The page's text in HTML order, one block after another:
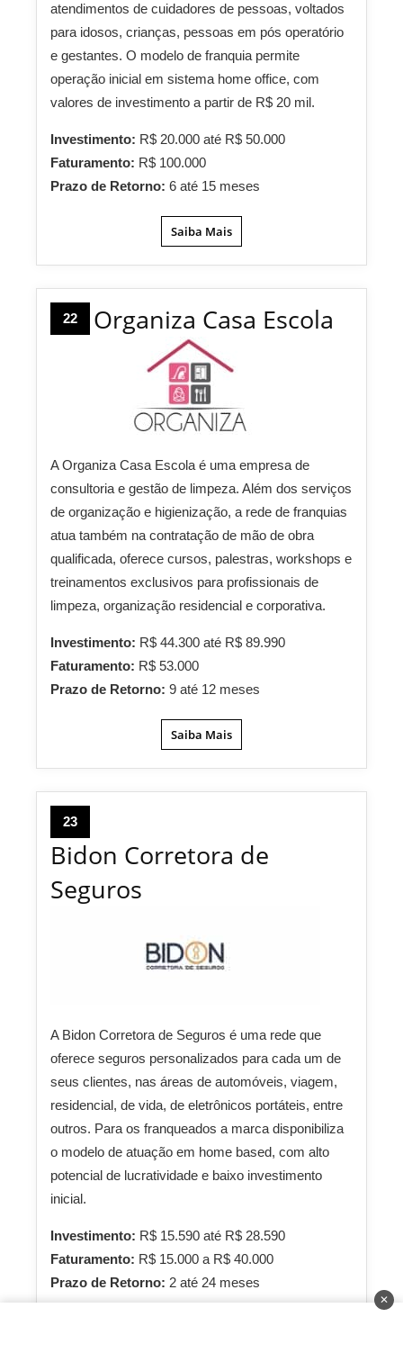
atendimentos de cuidadores de pessoas, voltados
para idosos, crianças, pessoas em pós operatório
e gestantes. O modelo de franquia permite
operação inicial em sistema home office, com
valores de investimento a partir de R$ 20 mil.
Investimento: R$ 20.000 até R$ 50.000
Faturamento: R$ 100.000
Prazo de Retorno: 6 até 15 meses
Saiba Mais
22 Organiza Casa Escola
A Organiza Casa Escola é uma empresa de
consultoria e gestão de limpeza. Além dos serviços
de organização e higienização, a rede de franquias
atua também na contratação de mão de obra
qualificada, oferece cursos, palestras, workshops e
treinamentos exclusivos para profissionais de
limpeza, organização residencial e corporativa.
Investimento: R$ 44.300 até R$ 89.990
Faturamento: R$ 53.000
Prazo de Retorno: 9 até 12 meses
Saiba Mais
23
Bidon Corretora de
Seguros
A Bidon Corretora de Seguros é uma rede que
oferece seguros personalizados para cada um de
seus clientes, nas áreas de automóveis, viagem,
residencial, de vida, de eletrônicos portáteis, entre
outros. Para os franqueados a marca disponibiliza
o modelo de atuação em home based, com alto
potencial de lucratividade e baixo investimento
inicial.
Investimento: R$ 15.590 até R$ 28.590
Faturamento: R$ 15.000 a R$ 40.000
Prazo de Retorno: 2 até 24 meses
✕